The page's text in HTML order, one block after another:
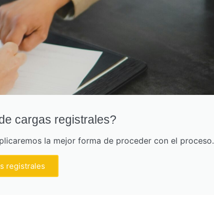
cargas registrales?
la mejor forma de proceder con el proceso.
registrales